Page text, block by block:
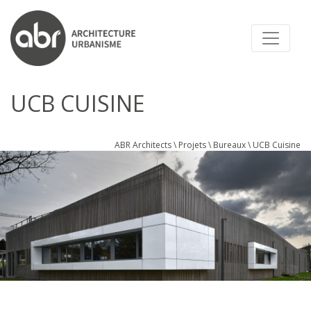
ABR ARCHITECTS
UCB CUISINE
ABR Architects\ Projets\ Bureaux\ UCB Cuisine